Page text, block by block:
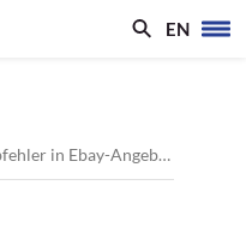
EN
Angebot: Verkäufer kann Vertrag anfechten